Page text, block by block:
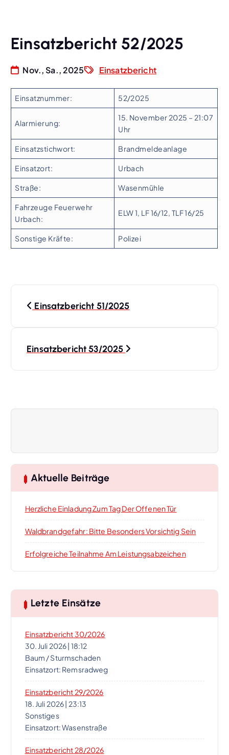
Einsatzbericht 52/2025
Nov., Sa., 2025 Einsatzbericht
Einsatznummer: 52/2025
Alarmierung:
15. November 2025 – 21:07
Uhr
Einsatzstichwort: Brandmeldeanlage
Einsatzort: Urbach
Straße: Wasenmühle
Fahrzeuge Feuerwehr
Urbach:
ELW 1, LF 16/12, TLF 16/25
Sonstige Kräfte: Polizei
g
s
-
i
g
Einsatzbericht 51/2025
Einsatzbericht 53/2025
Aktuelle Beiträge
Herzliche Einladung Zum Tag Der Offenen Tür
Waldbrandgefahr: Bitte Besonders Vorsichtig Sein
Erfolgreiche Teilnahme Am Leistungsabzeichen
Letzte Einsätze
Einsatzbericht 30/2026
30. Juli 2026| 18:12
Baum / Sturmschaden
Einsatzort: Remsradweg
Einsatzbericht 29/2026
18. Juli 2026| 23:13
Sonstiges
Einsatzort: Wasenstraße
Einsatzbericht 28/2026